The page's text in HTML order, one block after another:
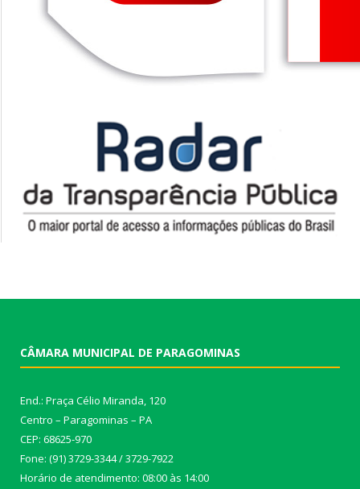
CÂMARA MUNICIPAL DE PARAGOMINAS
End.: Praça Célio Miranda, 120
Centro – Paragominas – PA
CEP: 68625-970
Fone: (91) 3729-3344 / 3729-7922
Horário de atendimento: 08:00 às 14:00